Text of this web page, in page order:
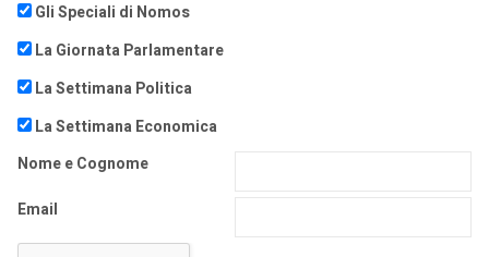
Gli Speciali di Nomos
La Giornata Parlamentare
La Settimana Politica
La Settimana Economica
Nome e Cognome
Email